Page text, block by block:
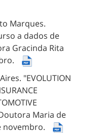
Marques.
a dados de
Gracinda Rita
"EVOLUTION
Maria de
novembro.